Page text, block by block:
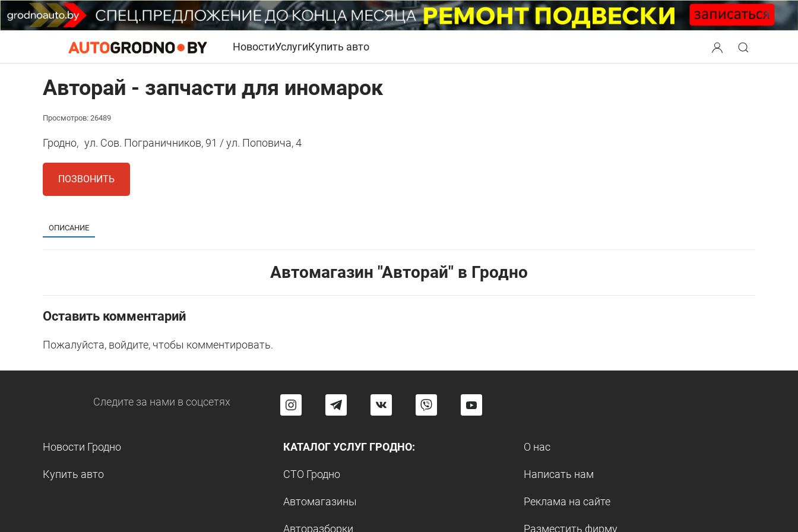
НовостиУслугиКупить авто
Авторай - запчасти для иномарок
Просмотров: 26489
Гродно, ул. Сов. Пограничников, 91 / ул. Поповича, 4
ПОЗВОНИТЬ
ОПИСАНИЕ
Автомагазин "Авторай" в Гродно
Оставить комментарий
Пожалуйста, войдите, чтобы комментировать.
Следите за нами в соцсетях
Новости Гродно
Купить авто
КАТАЛОГ УСЛУГ ГРОДНО:
СТО Гродно
Автомагазины
Авторазборки
О нас
Написать нам
Реклама на сайте
Разместить фирму